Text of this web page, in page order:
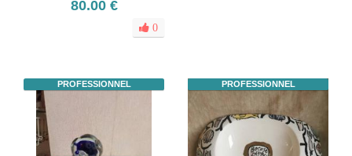
80.00 €
0
PROFESSIONNEL PROFESSIONNEL